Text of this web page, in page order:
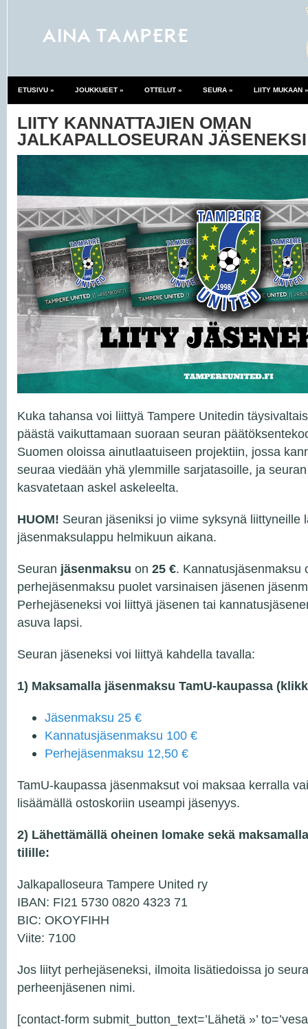
ETUSIVU » JOUKKUEET » OTTELUT » SEURA » LIITY MUKAAN »
LIITY KANNATTAJIEN OMAN
JALKAPALLOSEURAN JÄSENEKSI
Kuka tahansa voi liittyä Tampere Unitedin
päästä vaikuttamaan suoraan seuran
Suomen oloissa ainutlaatuiseen projektiin, jossa
seuraa viedään yhä ylemmille sarjatasoille, ja
kasvatetaan askel askeleelta.
HUOM! Seuran jäseniksi jo viime syksynä liittyneille
jäsenmaksulappu helmikuun aikana.
Seuran jäsenmaksu on 25 €. Kannatusjäsenmaksu
perhejäsenmaksu puolet varsinaisen jäsenen
Perhejäseneksi voi liittyä jäsenen tai
asuva lapsi.
Seuran jäseneksi voi liittyä kahdella tavalla:
1) Maksamalla jäsenmaksu TamU-kaupassa
Jäsenmaksu 25 €
Kannatusjäsenmaksu 100 €
Perhejäsenmaksu 12,50 €
TamU-kaupassa jäsenmaksut voi maksaa kerralla
lisäämällä ostoskoriin useampi jäsenyys.
2) Lähettämällä oheinen lomake sekä
tilille:
Jalkapalloseura Tampere United ry
IBAN: FI21 5730 0820 4323 71
BIC: OKOYFIHH
Viite: 7100
Jos liityt perhejäseneksi, ilmoita lisätiedoissa jo
perheenjäsenen nimi.
[contact-form submit_button_text=’Lähetä »’